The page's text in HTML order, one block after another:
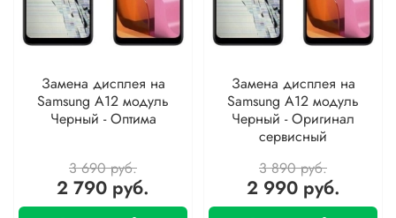
Замена дисплея на
Samsung A12 модуль
Черный - Оптима
3 690 руб.
2 790 руб.
Замена дисплея на
Samsung A12 модуль
Черный - Оригинал
сервисный
3 890 руб.
2 990 руб.